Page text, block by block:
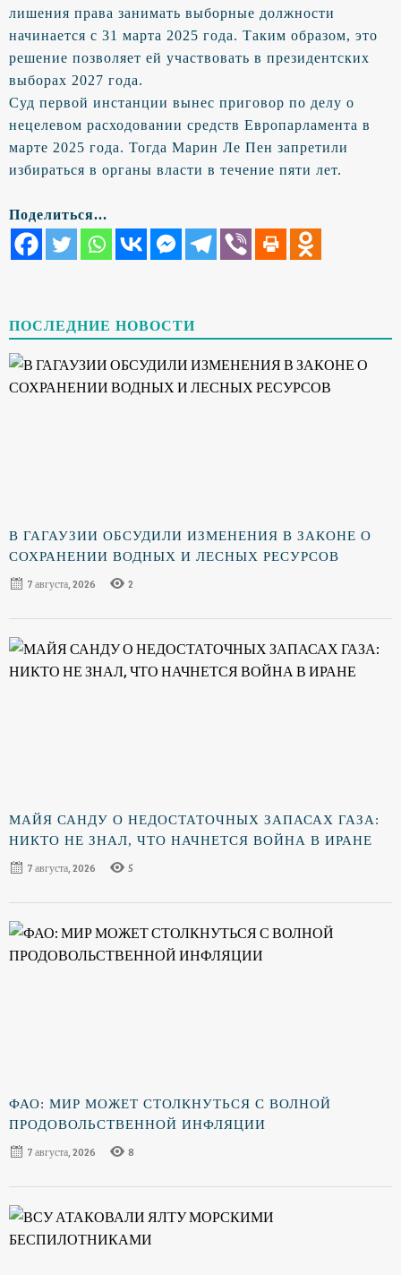
лишения права занимать выборные должности
начинается с 31 марта 2025 года. Таким образом, это
решение позволяет ей участвовать в президентских
выборах 2027 года.
Суд первой инстанции вынес приговор по делу о
нецелевом расходовании средств Европарламента в
марте 2025 года. Тогда Марин Ле Пен запретили
избираться в органы власти в течение пяти лет.
Поделиться...
ПОСЛЕДНИЕ НОВОСТИ
В ГАГАУЗИИ ОБСУДИЛИ ИЗМЕНЕНИЯ В ЗАКОНЕ О
СОХРАНЕНИИ ВОДНЫХ И ЛЕСНЫХ РЕСУРСОВ
7 августа, 2026
2
МАЙЯ САНДУ О НЕДОСТАТОЧНЫХ ЗАПАСАХ ГАЗА:
НИКТО НЕ ЗНАЛ, ЧТО НАЧНЕТСЯ ВОЙНА В ИРАНЕ
7 августа, 2026
5
ФАО: МИР МОЖЕТ СТОЛКНУТЬСЯ С ВОЛНОЙ
ПРОДОВОЛЬСТВЕННОЙ ИНФЛЯЦИИ
7 августа, 2026
8